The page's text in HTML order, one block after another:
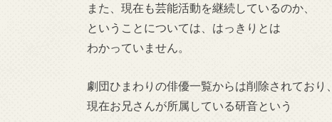
また、現在も芸能活動を継続しているのか、
ということについては、はっきりとは
わかっていません。
劇団ひまわりの俳優一覧からは削除されており、
現在お兄さんが所属している研音という